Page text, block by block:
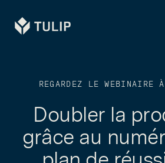
Tulip
REGARDEZ LE WEBINAIRE
Doubler la
grâce au